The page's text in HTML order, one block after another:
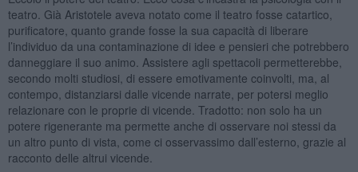
teatro. Già Aristotele aveva notato come il teatro fosse catartico,
purificatore, quanto grande fosse la sua capacità di liberare
l’individuo da una contaminazione di idee e pensieri che potrebbero
danneggiare il suo animo. Assistere agli spettacoli permetterebbe,
secondo molti studiosi, di essere emotivamente coinvolti, ma, al
contempo, distanziarsi dalle vicende narrate, per potersi meglio
relazionare con le proprie di vicende. Tradotto: non solo ha un
potere rigenerante ma permette anche di osservare noi stessi da
un altro punto di vista, come ci osservassimo dall’esterno, grazie al
racconto delle altrui vicende.